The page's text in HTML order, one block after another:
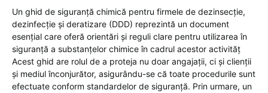
Un ghid de siguranță chimică pentru firmele de dezinsecție,
dezinfecție și deratizare (DDD) reprezintă un document
esențial care oferă orientări și reguli clare pentru utilizarea în
siguranță a substanțelor chimice în cadrul acestor activităț
Acest ghid are rolul de a proteja nu doar angajații, ci și clienții
și mediul înconjurător, asigurându-se că toate procedurile sunt
efectuate conform standardelor de siguranță. Prin urmare, un